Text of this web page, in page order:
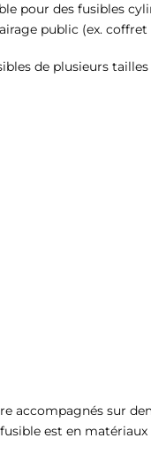
pour des fusibles
public (ex.
de plusieurs tailles
accompagnés sur
est en